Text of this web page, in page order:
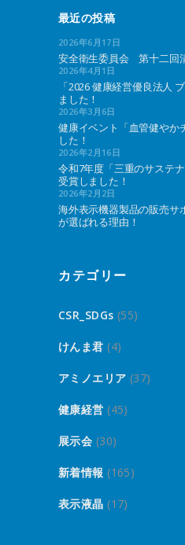
最近の投稿
2026年6月17日
安全衛生委員会 第十二回
2026年4月1日
「2026 健康経営優良法人
ました！
2026年3月6日
健康イベント「血管健やか
した！
2026年2月16日
令和7年度「三重のサステ
受賞しました！
2026年2月2日
海外表示機器製品の販売サ
が選ばれる理由！
カテゴリー
CSR_SDGs (55)
けんま君 (4)
アミノエリア (37)
健康経営 (45)
展示会 (30)
新着情報 (165)
表示液晶 (17)